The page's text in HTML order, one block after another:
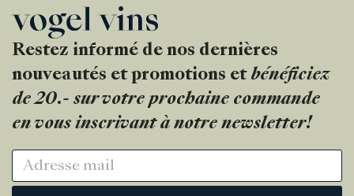
Restez informé de nos dernières
nouveautés et promotions et bénéficiez
de 20.- sur votre prochaine commande
en vous inscrivant à notre newsletter!